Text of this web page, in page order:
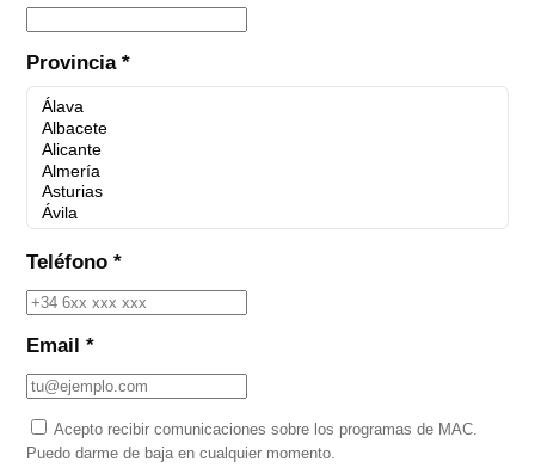
Provincia *
Teléfono *
Email *
Acepto recibir comunicaciones sobre los programas de MAC.
Puedo darme de baja en cualquier momento.